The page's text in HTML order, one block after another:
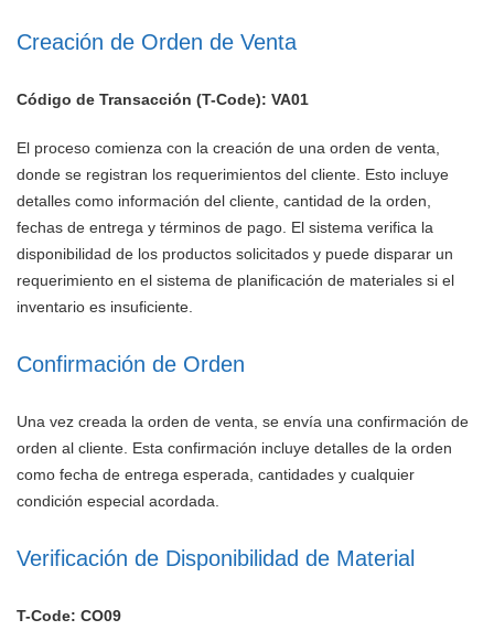
Creación de Orden de Venta
Código de Transacción (T-Code): VA01
El proceso comienza con la creación de una orden de venta,
donde se registran los requerimientos del cliente. Esto incluye
detalles como información del cliente, cantidad de la orden,
fechas de entrega y términos de pago. El sistema verifica la
disponibilidad de los productos solicitados y puede disparar un
requerimiento en el sistema de planificación de materiales si el
inventario es insuficiente.
Confirmación de Orden
Una vez creada la orden de venta, se envía una confirmación de
orden al cliente. Esta confirmación incluye detalles de la orden
como fecha de entrega esperada, cantidades y cualquier
condición especial acordada.
Verificación de Disponibilidad de Material
T-Code: CO09